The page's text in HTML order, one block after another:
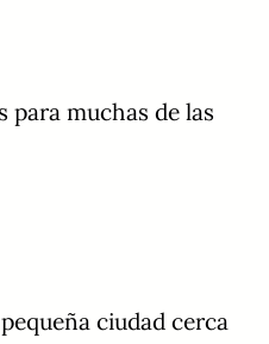
para muchas de las
ciudad cerca